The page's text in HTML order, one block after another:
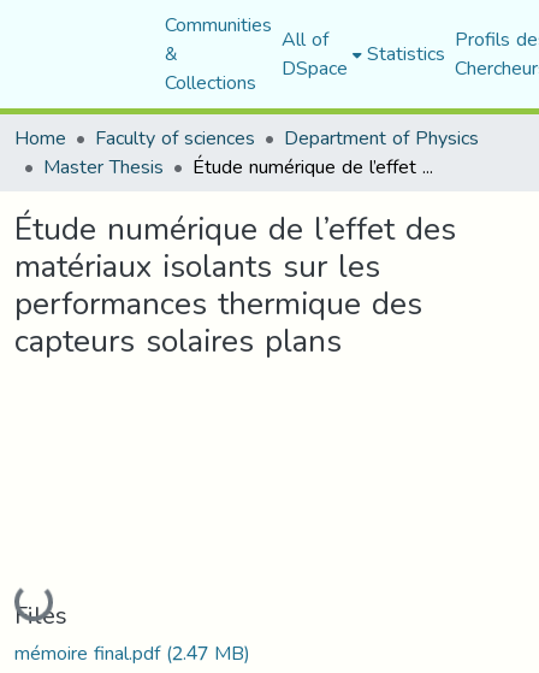
Communities
&
Collections
All of
DSpace Statistics Profils
Home
Faculty of sciences Department of Physics
Master Thesis Étude numérique de l’effet des matériaux isolants sur les performances thermique des capteurs solaires plans
Étude numérique de l’effet des
matériaux isolants sur les
performances thermique des
capteurs solaires plans
Loading...
Files
mémoire final.pdf(2.47 MB)